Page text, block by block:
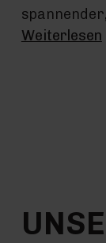
Weiterlesen